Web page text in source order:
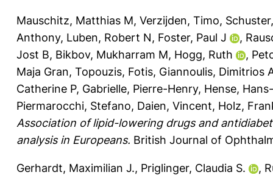
Mauschitz, Matthias M, Verzijden, Timo,
Anthony, Luben, Robert N, Foster, Paul J ,
Jost B, Bikbov, Mukharram M, Hogg, Ruth ,
Maja Gran, Topouzis, Fotis, Giannoulis, Dimitrios
Catherine P, Gabrielle, Pierre-Henry, Hense,
Piermarocchi, Stefano, Daien, Vincent, Holz,
Association of lipid-lowering drugs and
analysis in Europeans. British Journal of
Gerhardt, Maximilian J., Priglinger, Claudia S. ,